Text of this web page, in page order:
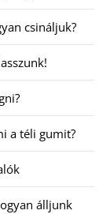
csináljuk?
a téli gumit?
álljunk